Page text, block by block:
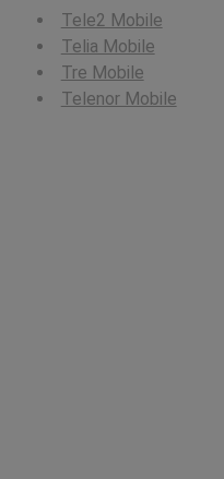
Tele2 Mobile
Telia Mobile
Tre Mobile
Telenor Mobile